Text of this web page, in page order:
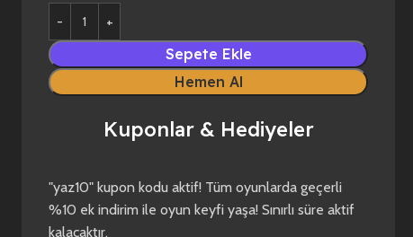
Sepete Ekle
Hemen Al
Kuponlar & Hediyeler
"yaz10" kupon kodu aktif! Tüm oyunlarda geçerli
%10 ek indirim ile oyun keyfi yaşa! Sınırlı süre aktif
kalacaktır.